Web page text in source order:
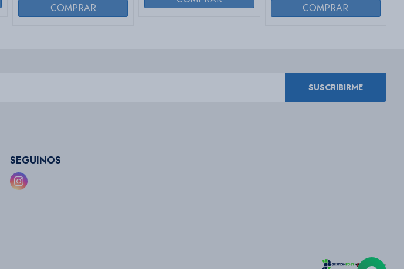
SUSCRIBIRME
SEGUINOS
